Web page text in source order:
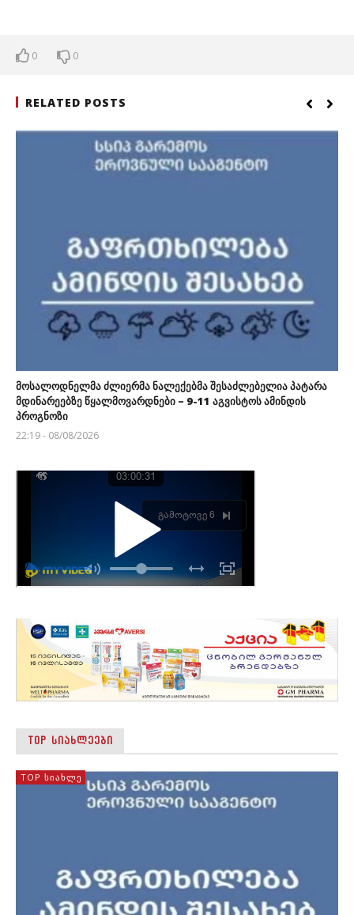
0 0
RELATED POSTS
მოსალოდნელმა ძლიერმა ნალექებმა შესაძლებელია პატარა
მდინარეებზე წყალმოვარდნები – 9-11 აგვისტოს ამინდის
პროგნოზი
22:19 - 08/08/2026
TOP ᲡᲘᲐᲮᲚᲔᲔᲑᲘ
TOP ᲡᲘᲐᲮᲚᲔ